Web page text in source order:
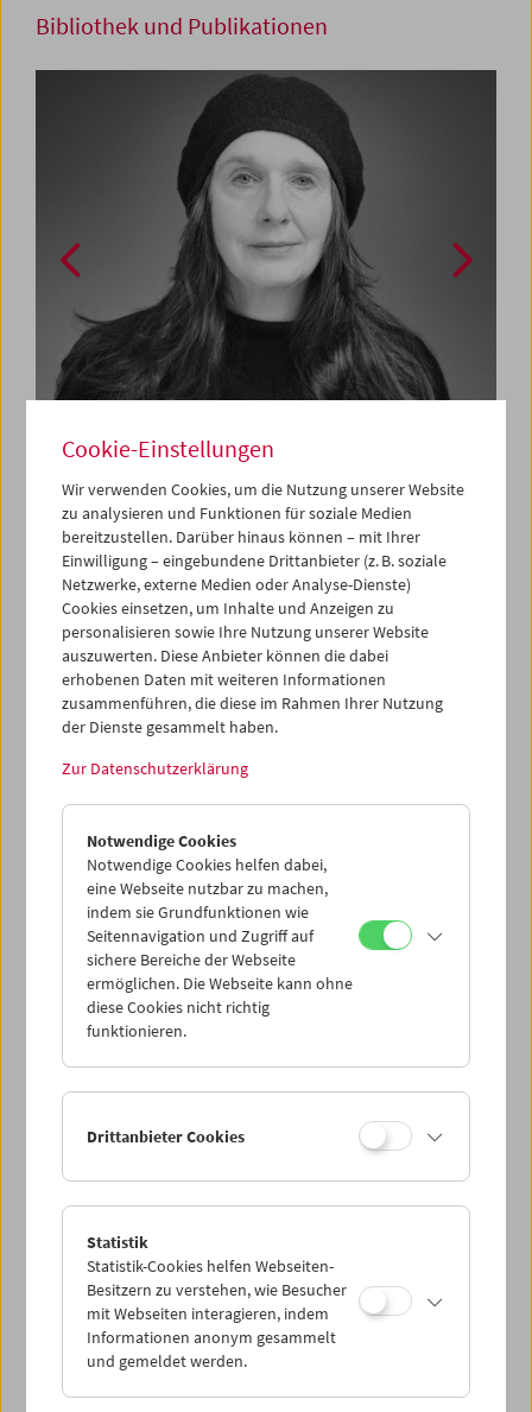
Bibliothek und Publikationen
Elisabeth Streit
Leitung
e.streit@filmmuseum.at
+43 1 533 70 54 DW 31
Helmut Schiffel
Katalogisierung
Tom Waibel
Publikationen, Amos Vogel Library
Kino
Franz Kaser-Kayer
Betriebsleitung / Leitung Filmvorführung
f.kaser-kayer@filmmuseum.at
+43 1 533 70 54 DW 24
Cookie-Einstellungen
Wir verwenden Cookies, um die Nutzung unserer Website
zu analysieren und Funktionen für soziale Medien
bereitzustellen. Darüber hinaus können – mit Ihrer
Einwilligung – eingebundene Drittanbieter (z. B. soziale
Netzwerke, externe Medien oder Analyse-Dienste)
Cookies einsetzen, um Inhalte und Anzeigen zu
personalisieren sowie Ihre Nutzung unserer Website
auszuwerten. Diese Anbieter können die dabei
erhobenen Daten mit weiteren Informationen
zusammenführen, die diese im Rahmen Ihrer Nutzung
der Dienste gesammelt haben.
Zur Datenschutzerklärung
Notwendige Cookies
Notwendige Cookies helfen dabei,
eine Webseite nutzbar zu machen,
indem sie Grundfunktionen wie
Seitennavigation und Zugriff auf
sichere Bereiche der Webseite
ermöglichen. Die Webseite kann ohne
diese Cookies nicht richtig
funktionieren.
Drittanbieter Cookies
Statistik
Statistik-Cookies helfen Webseiten-
Besitzern zu verstehen, wie Besucher
mit Webseiten interagieren, indem
Informationen anonym gesammelt
und gemeldet werden.